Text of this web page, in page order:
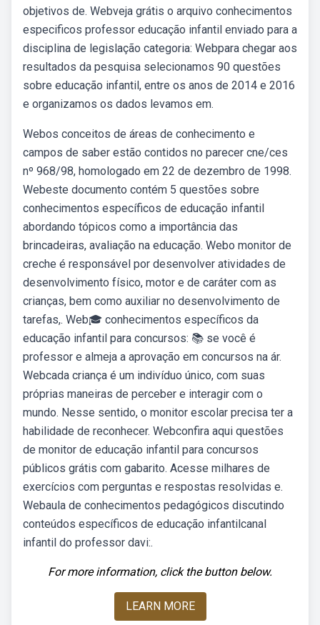
objetivos de. Webveja grátis o arquivo conhecimentos
especificos professor educação infantil enviado para a
disciplina de legislação categoria: Webpara chegar aos
resultados da pesquisa selecionamos 90 questões
sobre educação infantil, entre os anos de 2014 e 2016
e organizamos os dados levamos em.
Webos conceitos de áreas de conhecimento e
campos de saber estão contidos no parecer cne/ces
nº 968/98, homologado em 22 de dezembro de 1998.
Webeste documento contém 5 questões sobre
conhecimentos específicos de educação infantil
abordando tópicos como a importância das
brincadeiras, avaliação na educação. Webo monitor de
creche é responsável por desenvolver atividades de
desenvolvimento físico, motor e de caráter com as
crianças, bem como auxiliar no desenvolvimento de
tarefas,. Web🎓 conhecimentos específicos da
educação infantil para concursos: 📚 se você é
professor e almeja a aprovação em concursos na ár.
Webcada criança é um indivíduo único, com suas
próprias maneiras de perceber e interagir com o
mundo. Nesse sentido, o monitor escolar precisa ter a
habilidade de reconhecer. Webconfira aqui questões
de monitor de educação infantil para concursos
públicos grátis com gabarito. Acesse milhares de
exercícios com perguntas e respostas resolvidas e.
Webaula de conhecimentos pedagógicos discutindo
conteúdos específicos de educação infantilcanal
infantil do professor davi:.
For more information, click the button below.
LEARN MORE